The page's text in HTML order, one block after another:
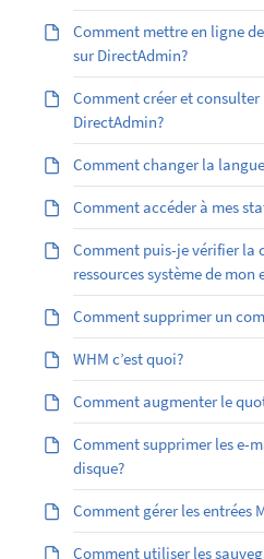
Comment mettre en ligne
sur DirectAdmin?
Comment créer et consulter
DirectAdmin?
Comment changer la
Comment accéder à mes
Comment puis-je vérifier la
ressources système de mon
Comment supprimer un
WHM c’est quoi?
Comment augmenter le
Comment supprimer les e-
disque?
Comment gérer les entrées
Comment utiliser les